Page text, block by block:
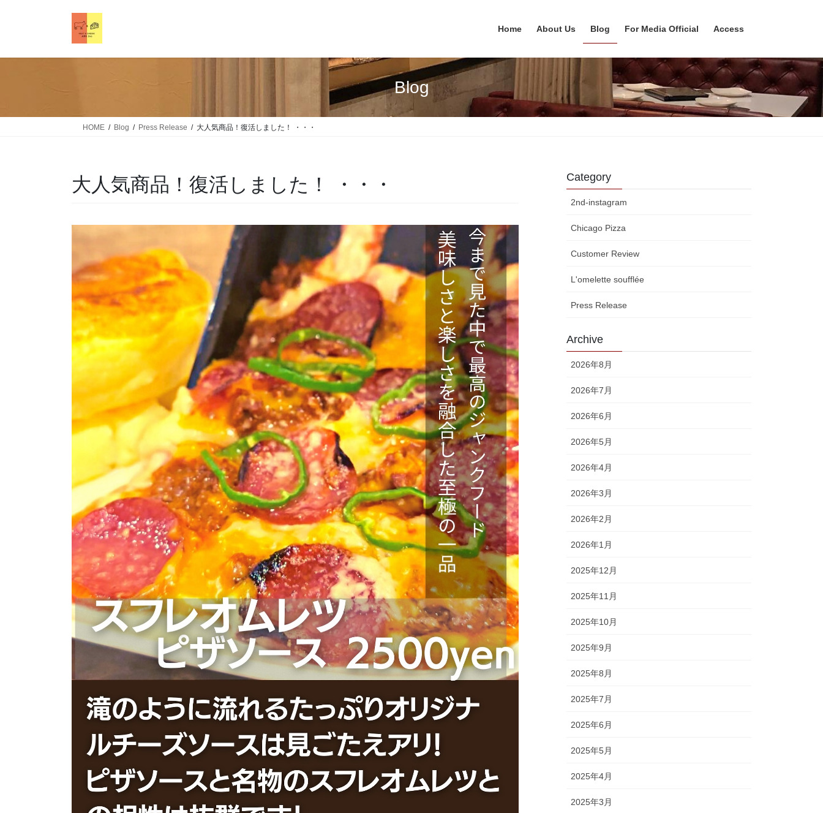
Home About Us Blog For Media Official Access
Blog
HOME Blog Press Release 大人気商品！復活しました！ ・・・
大人気商品！復活しました！ ・・・ Category
2nd-instagram
Chicago Pizza
Customer Review
L'omelette soufflée
Press Release
Archive
2026年8月
2026年7月
2026年6月
2026年5月
2026年4月
2026年3月
2026年2月
2026年1月
2025年12月
2025年11月
2025年10月
2025年9月
2025年8月
2025年7月
2025年6月
2025年5月
2025年4月
2025年3月